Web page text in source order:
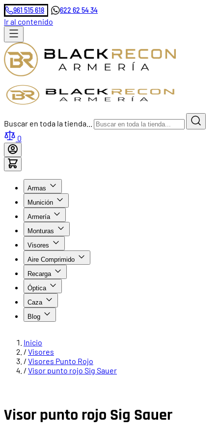
961 515 618 622 62 54 34
Ir al contenido
Buscar en toda la tienda...
0
Armas
Munición
Armería
Monturas
Visores
Aire Comprimido
Recarga
Óptica
Caza
Blog
Inicio
/ Visores
/ Visores Punto Rojo
/ Visor punto rojo Sig Sauer
Visor punto rojo Sig Sauer